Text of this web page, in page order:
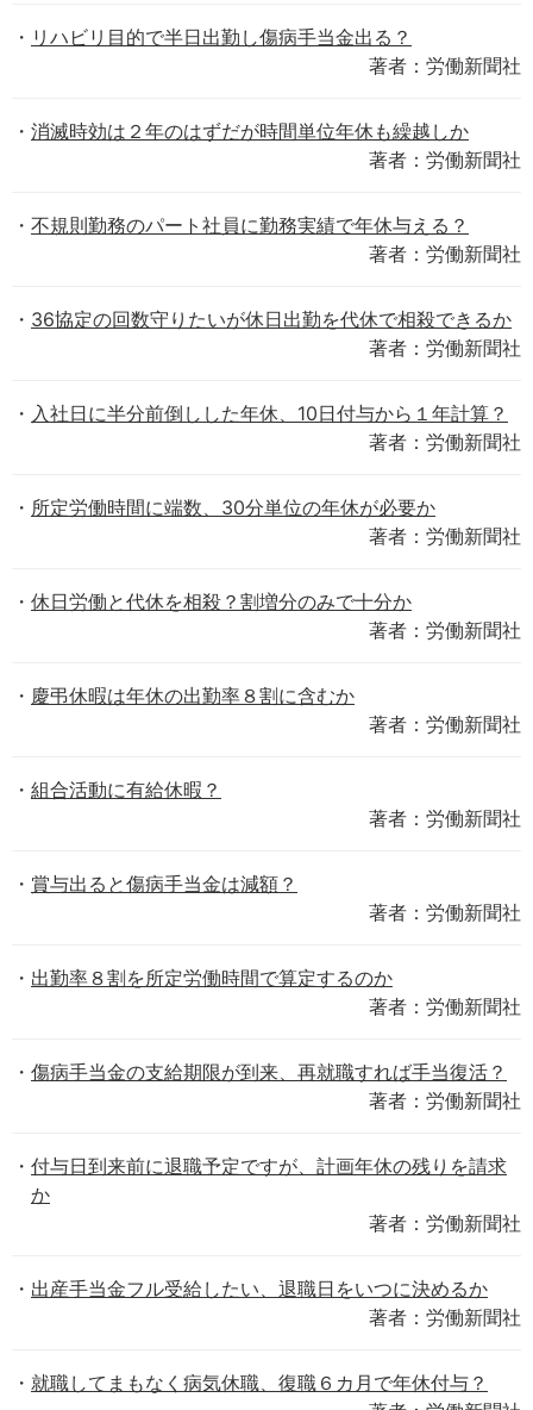
リハビリ目的で半日出勤し傷病手当金出る？
著者：労働新聞社
消滅時効は２年のはずだが時間単位年休も繰越しか
著者：労働新聞社
不規則勤務のパート社員に勤務実績で年休与える？
著者：労働新聞社
36協定の回数守りたいが休日出勤を代休で相殺できるか
著者：労働新聞社
入社日に半分前倒しした年休、10日付与から１年計算？
著者：労働新聞社
所定労働時間に端数、30分単位の年休が必要か
著者：労働新聞社
休日労働と代休を相殺？割増分のみで十分か
著者：労働新聞社
慶弔休暇は年休の出勤率８割に含むか
著者：労働新聞社
組合活動に有給休暇？
著者：労働新聞社
賞与出ると傷病手当金は減額？
著者：労働新聞社
出勤率８割を所定労働時間で算定するのか
著者：労働新聞社
傷病手当金の支給期限が到来、再就職すれば手当復活？
著者：労働新聞社
付与日到来前に退職予定ですが、計画年休の残りを請求
か
著者：労働新聞社
出産手当金フル受給したい、退職日をいつに決めるか
著者：労働新聞社
就職してまもなく病気休職、復職６カ月で年休付与？